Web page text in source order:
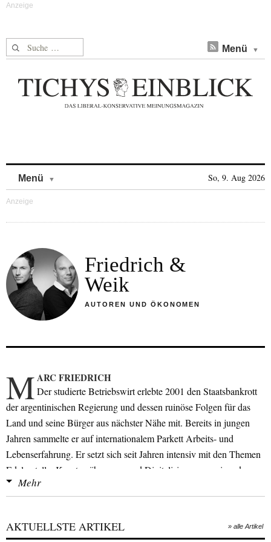
Suche nach: Menü
Menü So, 9. Aug 2026
Friedrich &
Weik
AUTOREN UND ÖKONOMEN
MARC FRIEDRICH
Der studierte Betriebswirt erlebte 2001 den Staatsbankrott
der argentinischen Regierung und dessen ruinöse Folgen für das
Land und seine Bürger aus nächster Nähe mit. Bereits in jungen
Jahren sammelte er auf internationalem Parkett Arbeits- und
Lebenserfahrung. Er setzt sich seit Jahren intensiv mit den Themen
Edelmetalle, Kryptowährungen und Digitalisierung auseinander.
Gemeinsam mit seinem Kindergartenfreund Matthias Weik hält er
Euro, Industrie 4.0, Digitalisierung, Bitcoin & Kryptowährungen;
Mehr
AKTUELLSTE ARTIKEL » alle Artikel